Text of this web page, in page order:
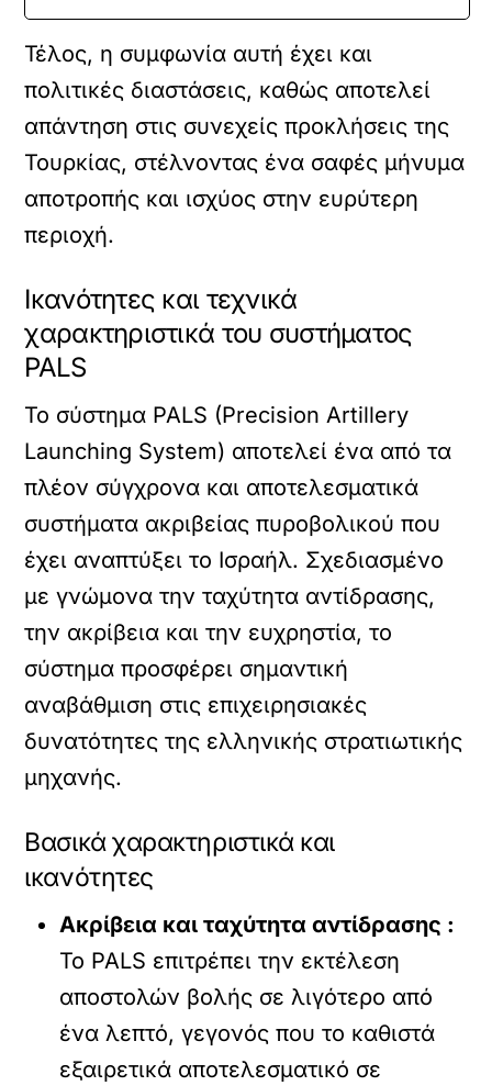
Τέλος, η συμφωνία αυτή έχει και
πολιτικές διαστάσεις, καθώς αποτελεί
απάντηση στις συνεχείς προκλήσεις της
Τουρκίας, στέλνοντας ένα σαφές μήνυμα
αποτροπής και ισχύος στην ευρύτερη
περιοχή.
Ικανότητες και τεχνικά
χαρακτηριστικά του συστήματος
PALS
Το σύστημα PALS (Precision Artillery
Launching System) αποτελεί ένα από τα
πλέον σύγχρονα και αποτελεσματικά
συστήματα ακριβείας πυροβολικού που
έχει αναπτύξει το Ισραήλ. Σχεδιασμένο
με γνώμονα την ταχύτητα αντίδρασης,
την ακρίβεια και την ευχρηστία, το
σύστημα προσφέρει σημαντική
αναβάθμιση στις επιχειρησιακές
δυνατότητες της ελληνικής στρατιωτικής
μηχανής.
Βασικά χαρακτηριστικά και
ικανότητες
Ακρίβεια και ταχύτητα αντίδρασης :
Το PALS επιτρέπει την εκτέλεση
αποστολών βολής σε λιγότερο από
ένα λεπτό, γεγονός που το καθιστά
εξαιρετικά αποτελεσματικό σε